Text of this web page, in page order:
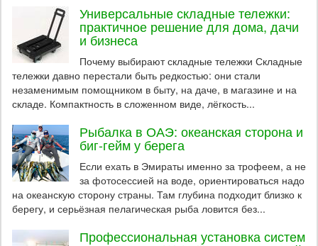
Универсальные складные тележки:
практичное решение для дома, дачи
и бизнеса
Почему выбирают складные тележки Складные
тележки давно перестали быть редкостью: они стали
незаменимым помощником в быту, на даче, в магазине и на
складе. Компактность в сложенном виде, лёгкость...
Рыбалка в ОАЭ: океанская сторона и
биг-гейм у берега
Если ехать в Эмираты именно за трофеем, а не
за фотосессией на воде, ориентироваться надо
на океанскую сторону страны. Там глубина подходит близко к
берегу, и серьёзная пелагическая рыба ловится без...
Профессиональная установка систем